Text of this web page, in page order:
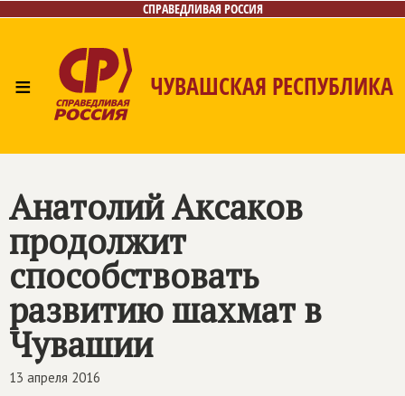
СПРАВЕДЛИВАЯ РОССИЯ
≡ ЧУВАШСКАЯ РЕСПУБЛИКА
Контакты
Анатолий Аксаков
продолжит
способствовать
развитию шахмат в
Чувашии
13 апреля 2016